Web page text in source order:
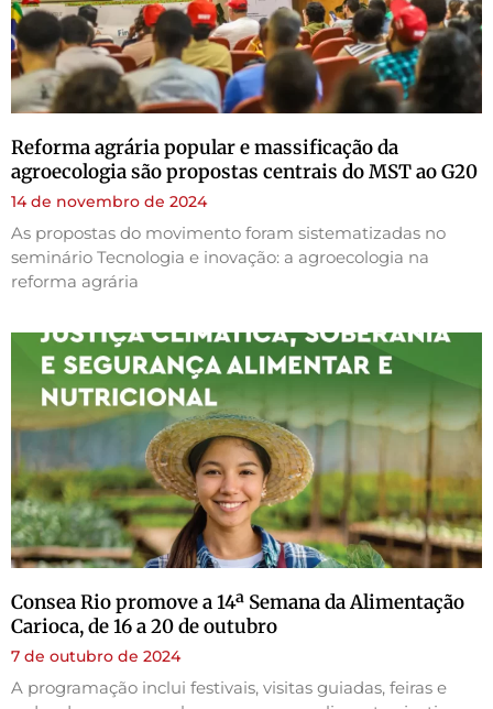
Reforma agrária popular e massificação da
agroecologia são propostas centrais do MST ao G20
14 de novembro de 2024
As propostas do movimento foram sistematizadas no
seminário Tecnologia e inovação: a agroecologia na
reforma agrária
Consea Rio promove a 14ª Semana da Alimentação
Carioca, de 16 a 20 de outubro
7 de outubro de 2024
A programação inclui festivais, visitas guiadas, feiras e